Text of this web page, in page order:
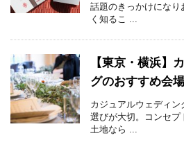
話題のきっかけになり
く知るこ ...
【東京・横浜】
グのおすすめ会
カジュアルウェディ
選びが大切。コンセ
土地なら ...